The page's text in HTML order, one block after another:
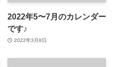
2022年5〜7月のカレンダー
です♪
2022年3月8日